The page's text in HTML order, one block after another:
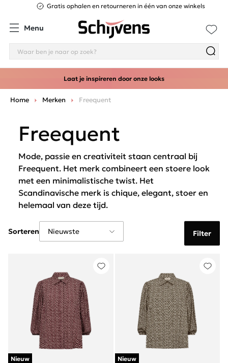
Gratis ophalen en retourneren in één van onze winkels
Menu
Laat je inspireren door onze looks
Home Merken Freequent
Freequent
Mode, passie en creativiteit staan centraal bij
Freequent. Het merk combineert een stoere look
met een minimalistische twist. Het
Scandinavische merk is chique, elegant, stoer en
helemaal van deze tijd.
Filter
Sorteren
Nieuw Nieuw